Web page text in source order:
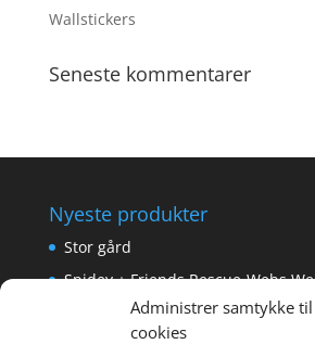
Administrer samtykke til
cookies
Wallstickers
Seneste kommentarer
Nyeste produkter
Stor gård
Spidey + Friends Rescue-Webs
Forlængerkabel til håndkontrol 2×2
Pokemon Skoletaske med 4 Dele